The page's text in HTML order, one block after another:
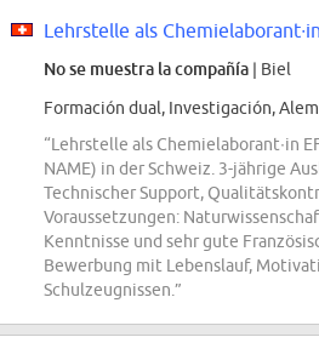
Lehrstelle als
No se muestra la compañía | Biel
Formación dual, Investigación,
“Lehrstelle als Chemielaborant∙in
NAME) in der Schweiz. 3-jährige
Technischer Support,
Voraussetzungen:
Kenntnisse und sehr gute
Bewerbung mit Lebenslauf,
Schulzeugnissen.”